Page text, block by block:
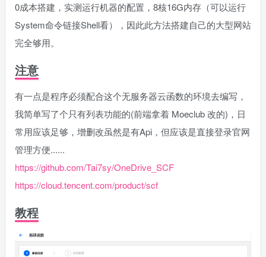
0成本搭建，实测运行机器的配置，8核16G内存（可以运行
System命令链接Shell看），因此此方法搭建自己的大型网站
完全够用。
注意
有一点是程序必须配合这个无服务器云函数的环境去编写，
我简单写了个只有列表功能的(前端拿着 Moeclub 改的)，日
常用应该足够，增删改虽然是有Api，但应该是直接登录官网
管理方便......
https://github.com/Tai7sy/OneDrive_SCF
https://cloud.tencent.com/product/scf
教程